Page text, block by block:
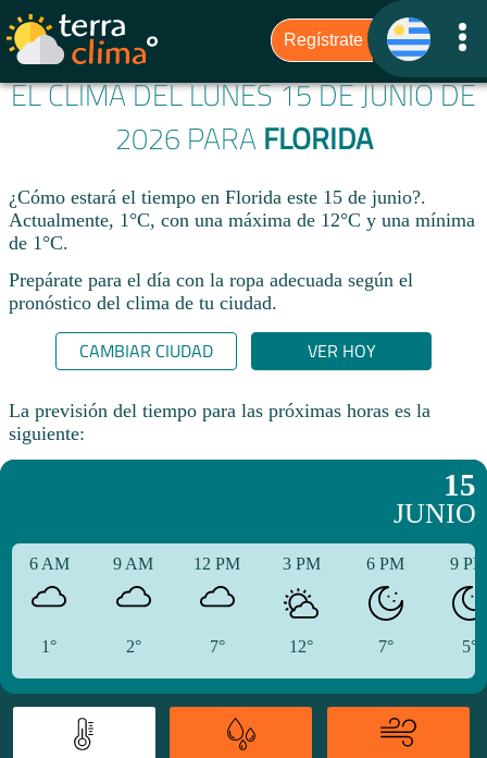
EL CLIMA DEL LUNES 15 DE JUNIO DE
2026 PARA FLORIDA
¿Cómo estará el tiempo en Florida este 15 de junio?.
Actualmente, 1°C, con una máxima de 12°C y una mínima
de 1°C.
Prepárate para el día con la ropa adecuada según el
pronóstico del clima de tu ciudad.​
CAMBIAR CIUDAD VER HOY
La previsión del tiempo para las próximas horas es la
siguiente:
15
JUNIO
6 AM
1°
9 AM
2°
12 PM
7°
3 PM
12°
6 PM
7°
9
5°